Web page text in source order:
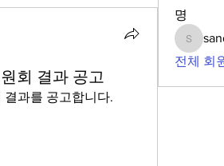
회 결과 공고
과를 공고합니다.
명
전체 회